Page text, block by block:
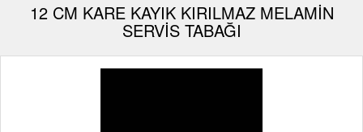
12 CM KARE KAYIK KIRILMAZ MELAMİN
SERVİS TABAĞI